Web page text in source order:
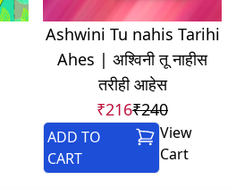
Ashwini Tu nahis Tarihi
Ahes | अश्विनी तू नाहीस
तरीही आहेस
₹216₹240
ADD TO
CART
View
Cart